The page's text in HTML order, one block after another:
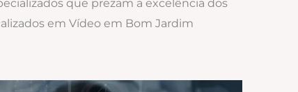
que prezam a excelência dos
em Vídeo em Bom Jardim